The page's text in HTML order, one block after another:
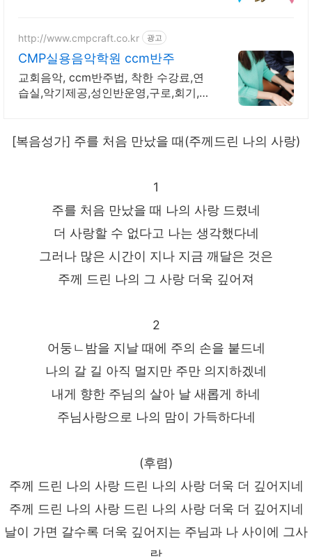
http://www.cmpcraft.co.kr 광고
CMP실용음악학원 ccm반주
교회음악, ccm반주법, 착한 수강료,연
습실,악기제공,성인반운영,구로,회기,미
[복음성가] 주를 처음 만났을 때(주께드린 나의 사랑)
1
주를 처음 만났을 때 나의 사랑 드렸네
더 사랑할 수 없다고 나는 생각했다네
그러나 많은 시간이 지나 지금 깨달은 것은
주께 드린 나의 그 사랑 더욱 깊어져
2
어둥ㄴ밤을 지날 때에 주의 손을 붙드네
나의 갈 길 아직 멀지만 주만 의지하겠네
내게 향한 주님의 살아 날 새롭게 하네
주님사랑으로 나의 맘이 가득하다네
(후렴)
주께 드린 나의 사랑 드린 나의 사랑 더욱 더 깊어지네
주께 드린 나의 사랑 드린 나의 사랑 더욱 더 깊어지네
날이 가면 갈수록 더욱 깊어지는 주님과 나 사이에 그사